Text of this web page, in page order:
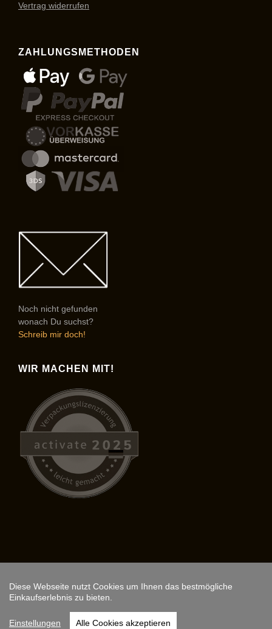
Vertrag widerrufen
ZAHLUNGSMETHODEN
Noch nicht gefunden
wonach Du suchst?
Schreib mir doch!
WIR MACHEN MIT!
Copyright © 2026, ARS FANTASIO.
Instagram
Diese Webseite nutzt Cookies um Ihnen das bestmögliche
Einkaufserlebnis zu bieten.
Einstellungen Alle Cookies akzeptieren